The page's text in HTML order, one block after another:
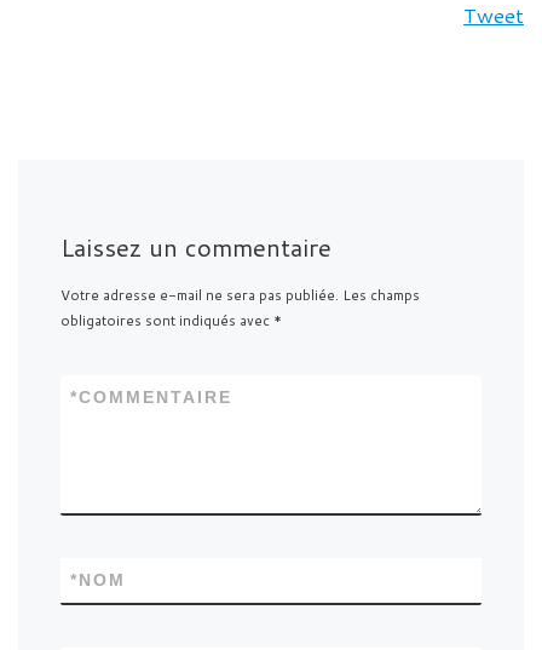
Tweet
Laissez un commentaire
Votre adresse e-mail ne sera pas publiée. Les champs
obligatoires sont indiqués avec *
COMMENTAIRE
*
NOM
*